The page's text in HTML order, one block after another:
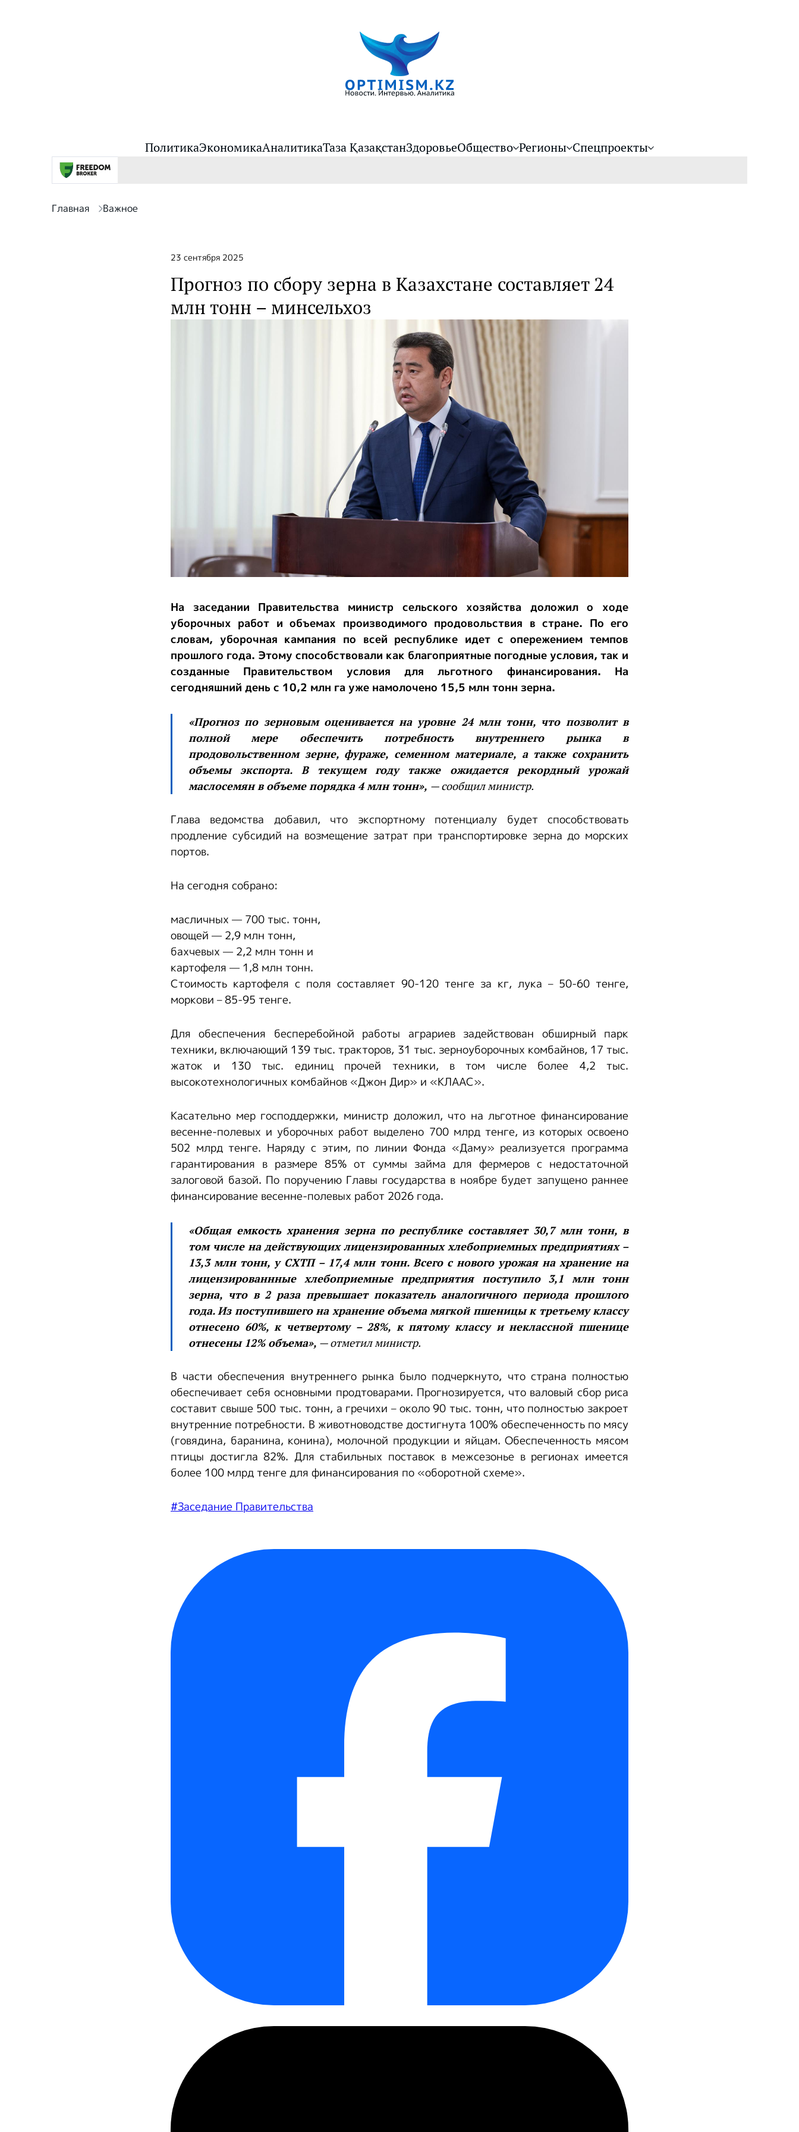
ПолитикаЭкономикаАналитикаТаза ҚазақстанЗдоровьеОбщество Регионы Спецпроекты
Главная Важное
23 сентября 2025
Прогноз по сбору зерна в Казахстане составляет 24
млн тонн – минсельхоз
На заседании Правительства министр сельского хозяйства доложил о ходе
уборочных работ и объемах производимого продовольствия в стране. По его
словам, уборочная кампания по всей республике идет с опережением темпов
прошлого года. Этому способствовали как благоприятные погодные условия, так и
созданные Правительством условия для льготного финансирования. На
сегодняшний день с 10,2 млн га уже намолочено 15,5 млн тонн зерна.
«Прогноз по зерновым оценивается на уровне 24 млн тонн, что позволит в
полной мере обеспечить потребность внутреннего рынка в
продовольственном зерне, фураже, семенном материале, а также сохранить
объемы экспорта. В текущем году также ожидается рекордный урожай
маслосемян в объеме порядка 4 млн тонн», — сообщил министр.
Глава ведомства добавил, что экспортному потенциалу будет способствовать
продление субсидий на возмещение затрат при транспортировке зерна до морских
портов.
На сегодня собрано:
масличных — 700 тыс. тонн,
овощей — 2,9 млн тонн,
бахчевых — 2,2 млн тонн и
картофеля — 1,8 млн тонн.
Стоимость картофеля с поля составляет 90-120 тенге за кг, лука – 50-60 тенге,
моркови – 85-95 тенге.
Для обеспечения бесперебойной работы аграриев задействован обширный парк
техники, включающий 139 тыс. тракторов, 31 тыс. зерноуборочных комбайнов, 17 тыс.
жаток и 130 тыс. единиц прочей техники, в том числе более 4,2 тыс.
высокотехнологичных комбайнов «Джон Дир» и «КЛААС».
Касательно мер господдержки, министр доложил, что на льготное финансирование
весенне-полевых и уборочных работ выделено 700 млрд тенге, из которых освоено
502 млрд тенге. Наряду с этим, по линии Фонда «Даму» реализуется программа
гарантирования в размере 85% от суммы займа для фермеров с недостаточной
залоговой базой. По поручению Главы государства в ноябре будет запущено раннее
финансирование весенне-полевых работ 2026 года.
«Общая емкость хранения зерна по республике составляет 30,7 млн тонн, в
том числе на действующих лицензированных хлебоприемных предприятиях –
13,3 млн тонн, у СХТП – 17,4 млн тонн. Всего с нового урожая на хранение на
лицензированнные хлебоприемные предприятия поступило 3,1 млн тонн
зерна, что в 2 раза превышает показатель аналогичного периода прошлого
года. Из поступившего на хранение объема мягкой пшеницы к третьему классу
отнесено 60%, к четвертому – 28%, к пятому классу и неклассной пшенице
отнесены 12% объема», — отметил министр.
В части обеспечения внутреннего рынка было подчеркнуто, что страна полностью
обеспечивает себя основными продтоварами. Прогнозируется, что валовый сбор риса
составит свыше 500 тыс. тонн, а гречихи – около 90 тыс. тонн, что полностью закроет
внутренние потребности. В животноводстве достигнута 100% обеспеченность по мясу
(говядина, баранина, конина), молочной продукции и яйцам. Обеспеченность мясом
птицы достигла 82%. Для стабильных поставок в межсезонье в регионах имеется
более 100 млрд тенге для финансирования по «оборотной схеме».
#Заседание Правительства